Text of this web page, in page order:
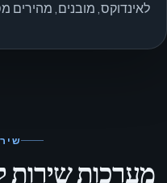
לאינדוקס, מובנים, מהירים